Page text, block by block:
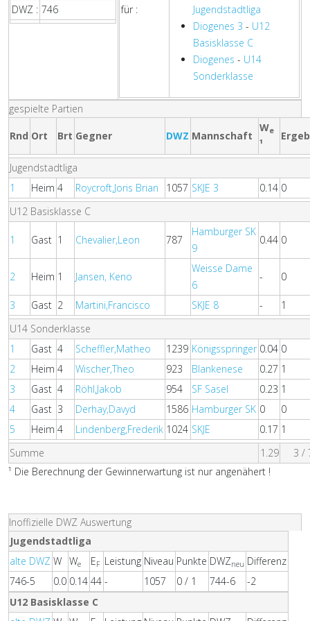
DWZ : 746
für :
Jugendstadtliga
Diogenes 3 - U12
Basisklasse C
Diogenes - U14
Sonderklasse
gespielte Partien
Rnd Ort Brt Gegner DWZ Mannschaft
We
¹
Jugendstadtliga
1
Heim 4 Roycroft,Joris Brian 1057 SKJE 3 0.14 0
U12 Basisklasse C
1 Gast 1 Chevalier,Leon 787
Hamburger SK
9
0.44 0
2 Heim 1 Jansen, Keno
Weisse Dame
6
- 0
3 Gast 2 Martini,Francisco SKJE 8 -
1
U14 Sonderklasse
1
Gast 4 Scheffler,Matheo 1239 Königsspringer 0.04 0
2
Heim 4 Wischer,Theo 923 Blankenese 0.27 1
3
Gast 4 Röhl,Jakob 954 SF Sasel 0.23 1
4
Gast 3 Derhay,Davyd 1586 Hamburger SK 0
0
5
Heim 4 Lindenberg,Frederik 1024 SKJE 0.17 1
Summe
1.29
3 /
¹ Die Berechnung der Gewinnerwartung ist nur angenähert !
Inoffizielle DWZ Auswertung
Jugendstadtliga
alte DWZ W We EF Leistung Niveau Punkte DWZneu Differenz
746-5
0.0 0.14 44 - 1057 0 / 1 744-6
-2
U12 Basisklasse C